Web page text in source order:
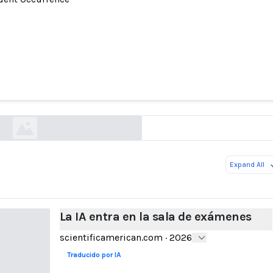
Expand All
La IA entra en la sala de exámenes
scientificamerican.com · 2026
Traducido por IA